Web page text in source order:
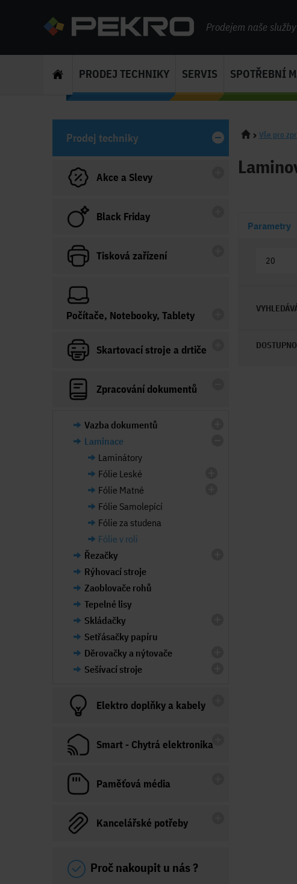
Prodejem naše
PRODEJ TECHNIKY SERVIS SPOTŘEBNÍ
Vše pro
Parametry
20
Prodej techniky
Akce a Slevy
Black Friday
Tisková zařízení
Počítače, Notebooky, Tablety
Skartovací stroje a drtiče
Zpracování dokumentů
Vazba dokumentů
Laminace
Laminátory
Fólie Leské
Fólie Matné
Fólie Samolepící
Fólie za studena
Fólie v roli
Řezačky
Rýhovací stroje
Zaoblovače rohů
Tepelné lisy
Skládačky
Setřásačky papíru
Děrovačky a nýtovače
Sešívací stroje
Elektro doplňky a kabely
Smart - Chytrá elektronika
Paměťová média
Kancelářské potřeby
Proč nakoupit u nás ?